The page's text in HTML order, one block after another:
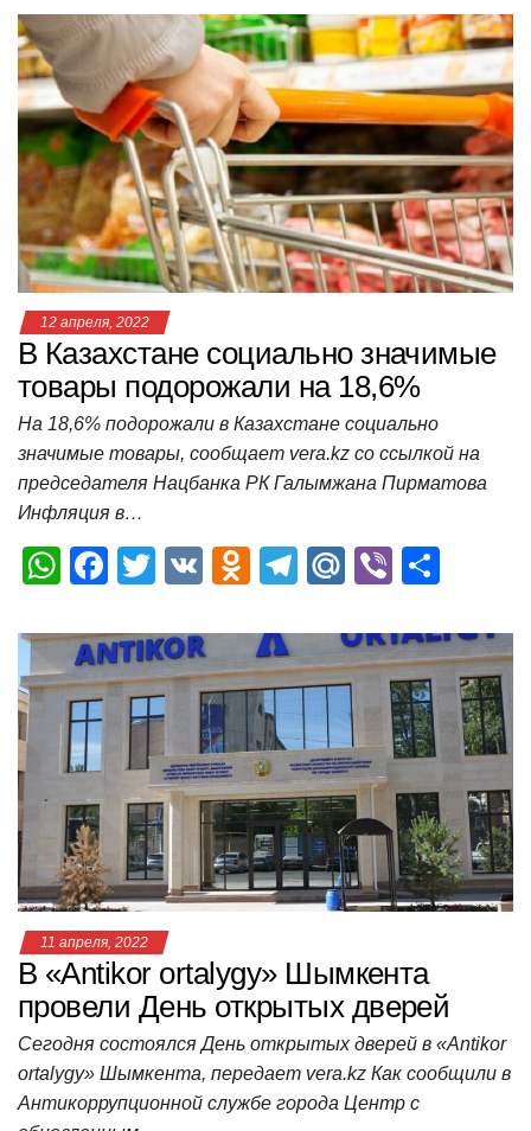
at
s
A
p
p
c
e
b
o
o
k
tt
er
n
o
kl
a
ss
ni
ki
e
gr
a
m
.R
u
er п
р
а
в
и
т
ь
12 апреля, 2022
В Казахстане социально значимые
товары подорожали на 18,6%
На 18,6% подорожали в Казахстане социально
значимые товары, сообщает vera.kz со ссылкой на
председателя Нацбанка РК Галымжана Пирматова
Инфляция в…
W
at
s
A
p
p
F
c
e
o
o
T
tt
er
V
O
n
o
kl
a
ss
ni
ki
T
e
gr
a
m
M
.R
u
Vi
er п
р
а
в
т
ь
11 апреля, 2022
В «Antikor оrtalygy» Шымкента
провели День открытых дверей
Сегодня состоялся День открытых дверей в «Аntikor
ortalygy» Шымкента, передает vera.kz Как сообщили в
Антикоррупционной службе города Центр с